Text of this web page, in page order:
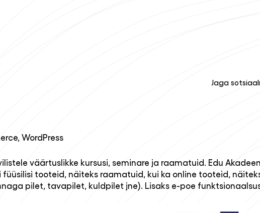
Jaga
WordPress
väärtuslikke kursusi, seminare ja raamatuid. Edu
tooteid, näiteks raamatuid, kui ka online tooteid,
pilet, tavapilet, kuldpilet jne). Lisaks e-poe